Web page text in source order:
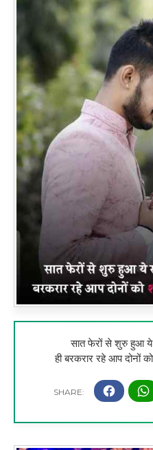
सात फेरों से शुरु हुआ
ही बरकरार रहे आप दोनों